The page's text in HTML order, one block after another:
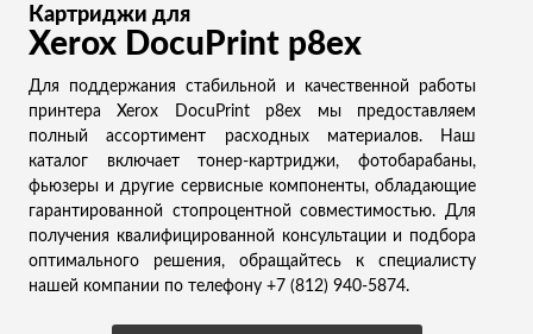
Картриджи для
Xerox DocuPrint p8ex
Для поддержания стабильной и качественной работы
принтера Xerox DocuPrint p8ex мы предоставляем
полный ассортимент расходных материалов. Наш
каталог включает тонер-картриджи, фотобарабаны,
фьюзеры и другие сервисные компоненты, обладающие
гарантированной стопроцентной совместимостью. Для
получения квалифицированной консультации и подбора
оптимального решения, обращайтесь к специалисту
нашей компании по телефону +7 (812) 940-5874.